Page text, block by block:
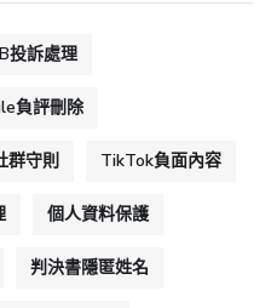
投訴處理
負評刪除
群守則 TikTok負面內容
個人資料保護
判決書隱匿姓名